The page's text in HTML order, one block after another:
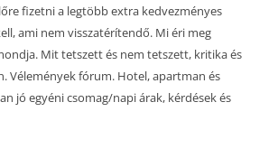
fizetni a legtöbb extra kedvezményes
ami nem visszatérítendő. Mi éri meg
Mit tetszett és nem tetszett, kritika és
Vélemények fórum. Hotel, apartman és
jó egyéni csomag/napi árak, kérdések és